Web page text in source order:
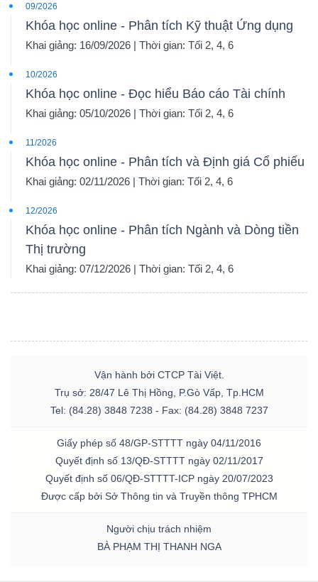
09/2026
Khóa học online - Phân tích Kỹ thuật Ứng dụng
Khai giảng: 16/09/2026 | Thời gian: Tối 2, 4, 6
10/2026
Khóa học online - Đọc hiểu Báo cáo Tài chính
Khai giảng: 05/10/2026 | Thời gian: Tối 2, 4, 6
11/2026
Khóa học online - Phân tích và Định giá Cổ phiếu
Khai giảng: 02/11/2026 | Thời gian: Tối 2, 4, 6
12/2026
Khóa học online - Phân tích Ngành và Dòng tiền
Thị trường
Khai giảng: 07/12/2026 | Thời gian: Tối 2, 4, 6
Vận hành bởi CTCP Tài Việt.
Trụ sở: 28/47 Lê Thị Hồng, P.Gò Vấp, Tp.HCM
Tel: (84.28) 3848 7238 - Fax: (84.28) 3848 7237
Giấy phép số 48/GP-STTTT ngày 04/11/2016
Quyết định số 13/QĐ-STTTT ngày 02/11/2017
Quyết định số 06/QĐ-STTTT-ICP ngày 20/07/2023
Được cấp bởi Sở Thông tin và Truyền thông TPHCM
Người chịu trách nhiệm
BÀ PHẠM THỊ THANH NGA